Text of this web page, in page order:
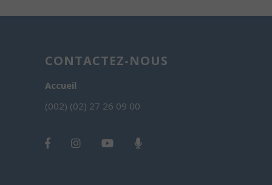
CONTACTEZ-NOUS
Accueil
(002) (02) 27 26 09 00